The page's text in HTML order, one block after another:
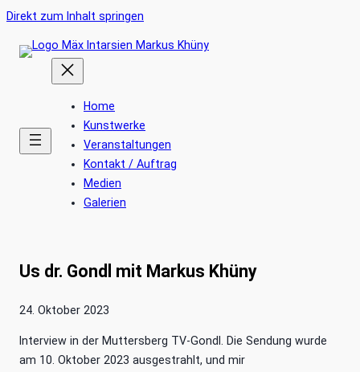
Direkt zum Inhalt springen
den
springen
Home
Kunstwerke
Veranstaltungen
Kontakt / Auftrag
Medien
Galerien
Us dr. Gondl mit Markus Khüny
24. Oktober 2023
Interview in der Muttersberg TV-Gondl. Die Sendung wurde
am 10. Oktober 2023 ausgestrahlt, und mir